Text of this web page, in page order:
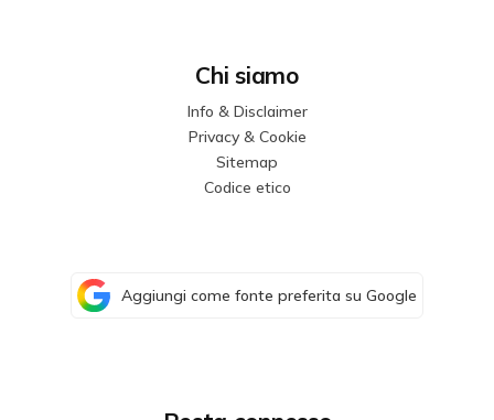
Chi siamo
Info & Disclaimer
Privacy & Cookie
Sitemap
Codice etico
Aggiungi come fonte preferita su Google